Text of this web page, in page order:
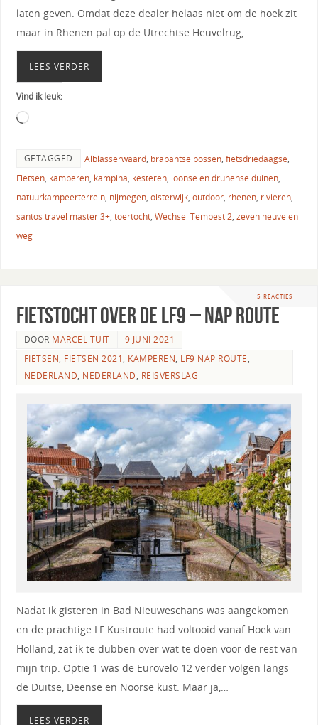
laten geven. Omdat deze dealer helaas niet om de hoek zit
maar in Rhenen pal op de Utrechtse Heuvelrug,…
LEES VERDER
Vind ik leuk:
GETAGGED Alblasserwaard, brabantse bossen, fietsdriedaagse,
Fietsen, kamperen, kampina, kesteren, loonse en drunense duinen,
natuurkampeerterrein, nijmegen, oisterwijk, outdoor, rhenen, rivieren,
santos travel master 3+, toertocht, Wechsel Tempest 2, zeven heuvelen
weg
5 REACTIES
Fietstocht over de LF9 – NAP route
DOOR MARCEL TUIT
9 JUNI 2021
FIETSEN, FIETSEN 2021, KAMPEREN, LF9 NAP ROUTE,
NEDERLAND, NEDERLAND, REISVERSLAG
Nadat ik gisteren in Bad Nieuweschans was aangekomen
en de prachtige LF Kustroute had voltooid vanaf Hoek van
Holland, zat ik te dubben over wat te doen voor de rest van
mijn trip. Optie 1 was de Eurovelo 12 verder volgen langs
de Duitse, Deense en Noorse kust. Maar ja,…
LEES VERDER